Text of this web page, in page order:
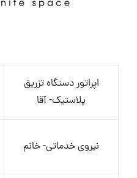
اپراتور دستگاه تزریق
پلاستیک- آقا
نیروی خدماتی- خانم